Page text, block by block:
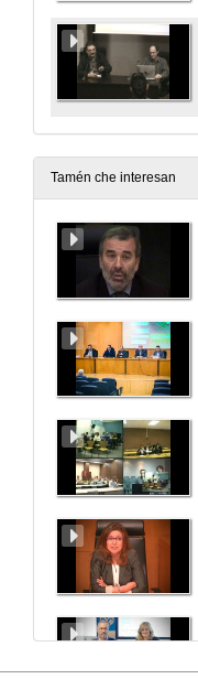
Tamén che interesan